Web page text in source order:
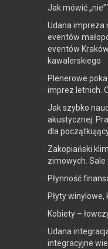
Jak mówić
Udana impreza
eventów
eventów
kawalerskiego
Plenerowe
imprez letnich.
Jak szybko
akustycznej:
dla
Zakopiański
zimowych.
Płynność
Płyty
Kobiety –
Udana
integracyjne